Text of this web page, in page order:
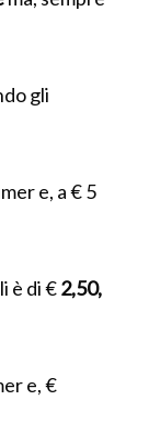
gli
e, a € 5
è di €2,50,
e, €